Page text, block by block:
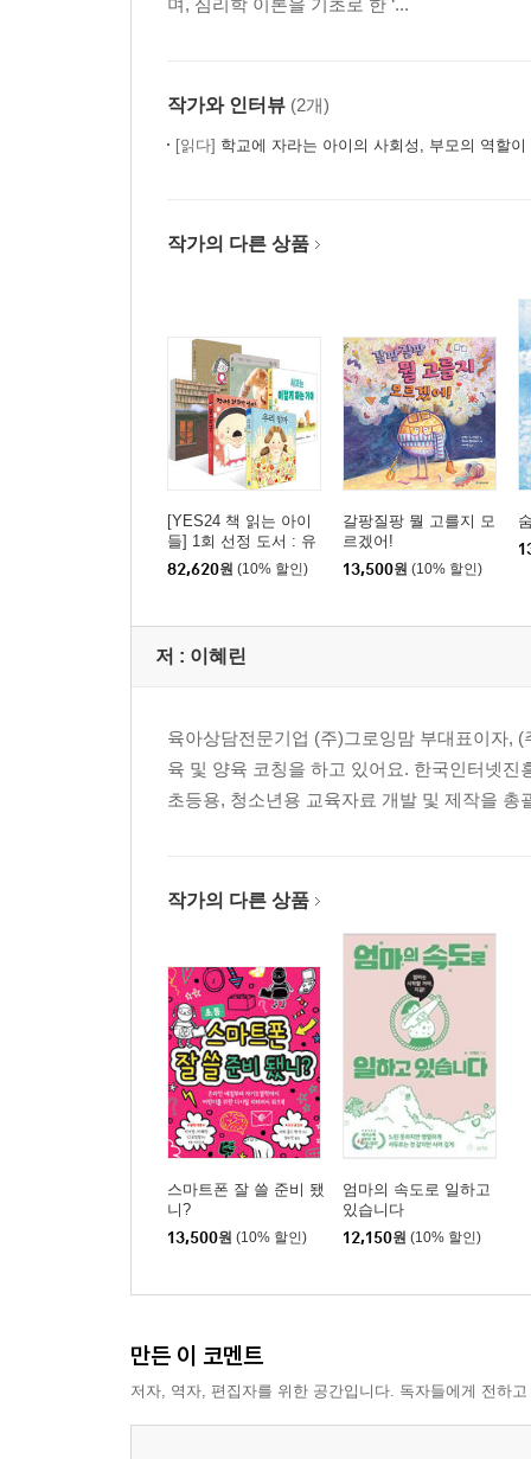
며, 심리학 이론을 기초로 한 ‘...
작가와 인터뷰 (2개)
[읽다] 학교에 자라는 아이의 사회성, 부모의 역할
작가의 다른 상품
[YES24 책 읽는 아이
들] 1회 선정 도서 : 유
아 세트
82,620원 (10% 할인)
갈팡질팡 뭘 고를지 모
르겠어!
13,500원 (10% 할인)
저 : 이혜린
육아상담전문기업 (주)그로잉맘 부대표이자,
육 및 양육 코칭을 하고 있어요. 한국인터넷
초등용, 청소년용 교육자료 개발 및 제작을 총
작가의 다른 상품
스마트폰 잘 쓸 준비 됐
니?
13,500원 (10% 할인)
엄마의 속도로 일하고
있습니다
12,150원 (10% 할인)
만든 이 코멘트
저자, 역자, 편집자를 위한 공간입니다. 독자들에게 전하